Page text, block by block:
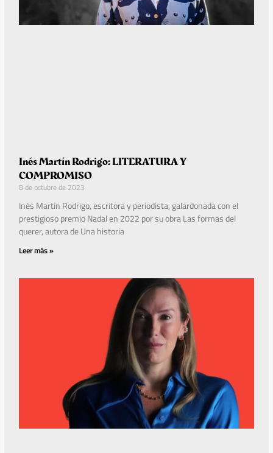
Inés Martín Rodrigo: LITERATURA Y
COMPROMISO
8 de octubre de 2023
Inés Martín Rodrigo, escritora y periodista, galardonada con el
prestigioso premio Nadal en 2022 por su obra Las formas del
querer, autora de Una historia
Leer más »